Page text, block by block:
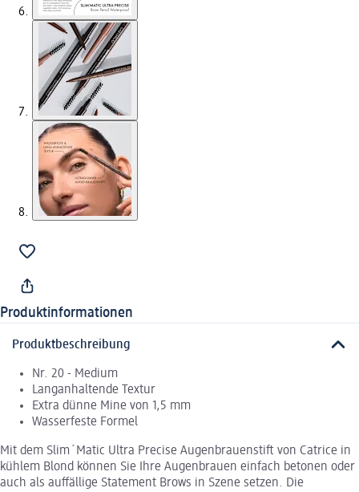
Produktinformationen
Produktbeschreibung
Nr. 20 - Medium
Langanhaltende Textur
Extra dünne Mine von 1,5 mm
Wasserfeste Formel
Mit dem Slim´Matic Ultra Precise Augenbrauenstift von Catrice in
kühlem Blond können Sie Ihre Augenbrauen einfach betonen oder
auch als auffällige Statement Brows in Szene setzen. Die